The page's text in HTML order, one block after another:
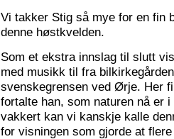
Vi takker Stig så mye for en fin
denne høstkvelden.
Som et ekstra innslag til slutt
med musikk til fra
svenskegrensen ved Ørje. Her
fortalte han, som naturen nå er
vakkert kan vi kanskje kalle
for visningen som gjorde at